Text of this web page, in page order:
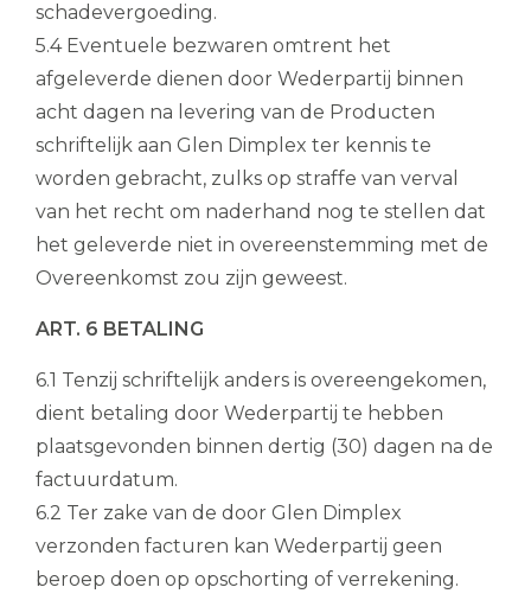
schadevergoeding.
5.4 Eventuele bezwaren omtrent het
afgeleverde dienen door Wederpartij binnen
acht dagen na levering van de Producten
schriftelijk aan Glen Dimplex ter kennis te
worden gebracht, zulks op straffe van verval
van het recht om naderhand nog te stellen dat
het geleverde niet in overeenstemming met de
Overeenkomst zou zijn geweest.
ART. 6 BETALING
6.1 Tenzij schriftelijk anders is overeengekomen,
dient betaling door Wederpartij te hebben
plaatsgevonden binnen dertig (30) dagen na de
factuurdatum.
6.2 Ter zake van de door Glen Dimplex
verzonden facturen kan Wederpartij geen
beroep doen op opschorting of verrekening.